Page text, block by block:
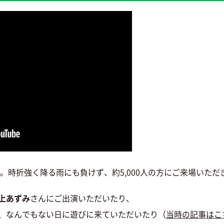
。時折強く降る雨にも負けず、約5,000人の方にご来場いただ
あずみさんにご出演いただいたり、
なんでもない日に遊びに来ていただいたり（当時の記事はこ